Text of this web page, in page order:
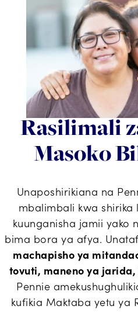
Rasilimali
Masoko
Unaposhirikiana na
mbalimbali kwa shirika
kuunganisha jamii yako
bima bora ya afya.
machapisho ya
tovuti, maneno ya
Pennie
kufikia Maktaba yetu ya